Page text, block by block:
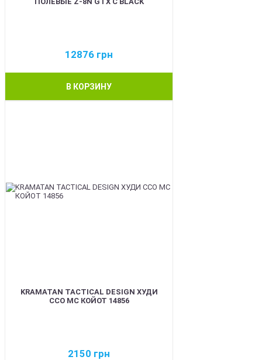
12876 грн
В КОРЗИНУ
KRAMATAN TACTICAL DESIGN ХУДИ
ССО МС КОЙОТ 14856
2150 грн